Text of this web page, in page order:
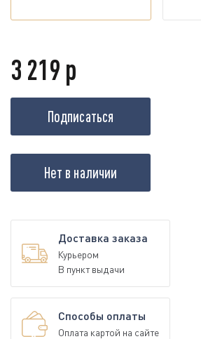
3 219 р
Подписаться
Нет в наличии
Доставка заказа
Курьером
В пункт выдачи
Способы оплаты
Оплата картой на сайте